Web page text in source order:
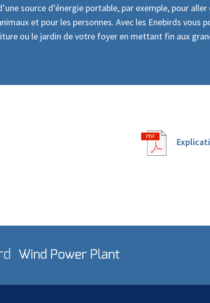
source d’énergie portable, par exemple, pour
et pour les personnes. Avec les Enebirds
ou le jardin de votre foyer en mettant fin aux